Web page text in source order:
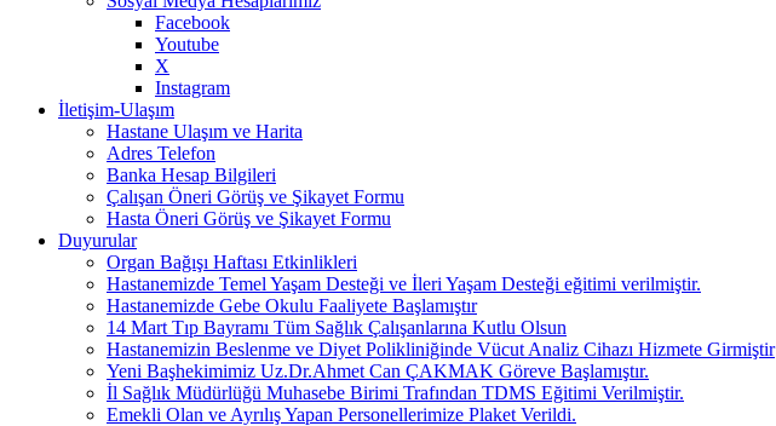
Facebook
Youtube
X
Instagram
İletişim-Ulaşım
Hastane Ulaşım ve Harita
Adres Telefon
Banka Hesap Bilgileri
Çalışan Öneri Görüş ve Şikayet Formu
Hasta Öneri Görüş ve Şikayet Formu
Duyurular
Organ Bağışı Haftası Etkinlikleri
Hastanemizde Temel Yaşam Desteği ve İleri Yaşam Desteği eğitimi verilmiştir.
Hastanemizde Gebe Okulu Faaliyete Başlamıştır
14 Mart Tıp Bayramı Tüm Sağlık Çalışanlarına Kutlu Olsun
Hastanemizin Beslenme ve Diyet Polikliniğinde Vücut Analiz Cihazı Hizmete Girmiştir
Yeni Başhekimimiz Uz.Dr.Ahmet Can ÇAKMAK Göreve Başlamıştır.
İl Sağlık Müdürlüğü Muhasebe Birimi Trafından TDMS Eğitimi Verilmiştir.
Emekli Olan ve Ayrılış Yapan Personellerimize Plaket Verildi.